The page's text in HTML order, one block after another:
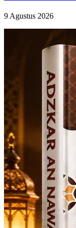
9 Agustus 2026